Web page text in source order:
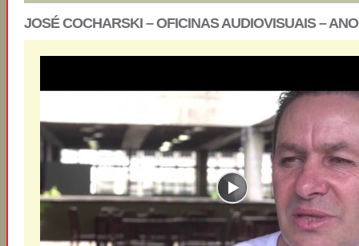
JOSÉ COCHARSKI – OFICINAS AUDIOVISUAIS –